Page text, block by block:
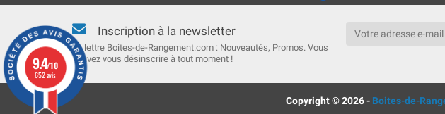
Inscription à la newsletter
La lettre Boites-de-Rangement.com : Nouveautés, Promos. Vous
pouvez vous désinscrire à tout moment !
Copyright © 2026 - Boites-de-
9.4/10
652 avis